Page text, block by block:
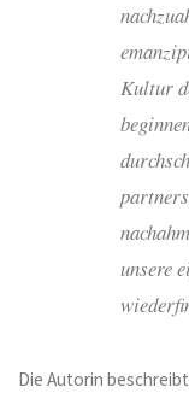
Kultur
unsere
Die Autorin